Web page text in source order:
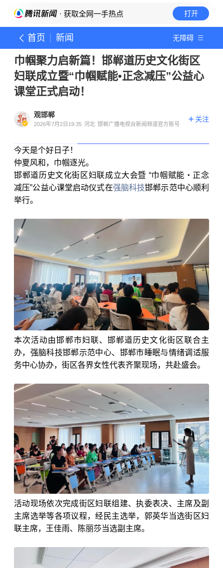
· 获取全网一手热点 打开
首页 新闻 无障碍
巾帼聚力启新篇！邯郸道历史文化街区
妇联成立暨“巾帼赋能•正念减压”公益心
课堂正式启动！
观邯郸
2026年7月2日19:35 河北 邯郸广播电视台新闻频道官方账号
关注
今天是个好日子！
仲夏风和，巾帼逐光。
邯郸道历史文化街区妇联成立大会暨 “巾帼赋能・正念
减压”公益心课堂启动仪式在强脑科技邯郸示范中心顺利
举行。
本次活动由邯郸市妇联、邯郸道历史文化街区联合主
办，强脑科技邯郸示范中心、邯郸市睡眠与情绪调适服
务中心协办，街区各界女性代表齐聚现场，共赴盛会。
活动现场依次完成街区妇联组建、执委表决、主席及副
主席选举等各项议程，经民主选举，郭英华当选街区妇
联主席，王佳雨、陈丽莎当选副主席。